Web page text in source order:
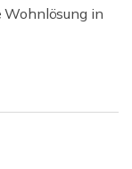
Wohnlösung in